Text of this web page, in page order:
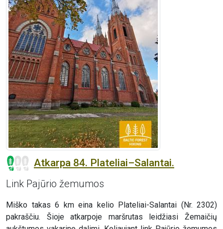
Atkarpa 84. Plateliai–Salantai.
Link Pajūrio žemumos
Miško takas 6 km eina kelio Plateliai-Salantai (Nr. 2302)
pakraščiu. Šioje atkarpoje maršrutas leidžiasi Žemaičių